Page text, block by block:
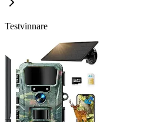
Testvinnare